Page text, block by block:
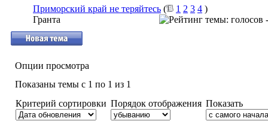
Приморский край не теряйтесь ( 1 2 3 4 )
Гранта
Опции просмотра
Показаны темы с 1 по 1 из 1
Критерий сортировки Порядок отображения Показать